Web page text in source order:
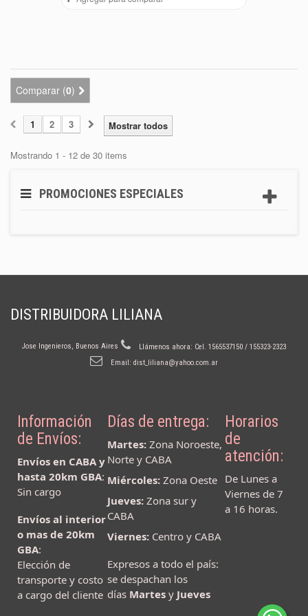
Comparar (0)
Mostrar todos
1 2 3
Mostrando 1 - 12 de 30 items
PROMOCIONES ESPECIALES
DISTRIBUIDORA LILIANA
Jose Ingenieros, Buenos Aires Llámenos ahora: Cel. 1565537150 / 155323-2323
Email: dist_liliana@yahoo.com.ar
Información
de Envíos:
Envíos en CABA y
hasta 20km GBA:
Sin cargo
Envíos al interior
o mas de 20km
GBA:
Elección de
transporte y costo
a cargo del cliente
Días de entrega:
Martes:Zona Noroeste,
Norte y CABA
Miércoles:Zona Oeste
Jueves:Zona sur y
CABA
Viernes:Centro y CABA
Expresos a todo el país:
se despachan los
días Martes y Jueves
Horarios
de
atención:
De Lunes a
Viernes de 7
a 16 horas.